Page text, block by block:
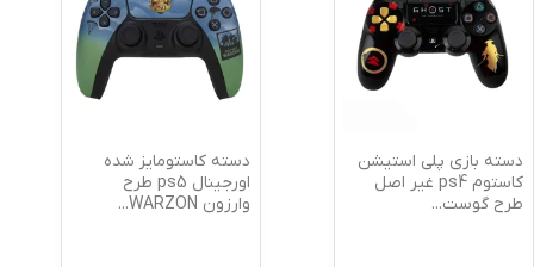
دسته بازی پلی استیشن
کاستوم ps4 غیر اصل
طرح گوست...
دسته کاستومایز شده
اورجینال ps5 طرح
وارزون WARZON
...